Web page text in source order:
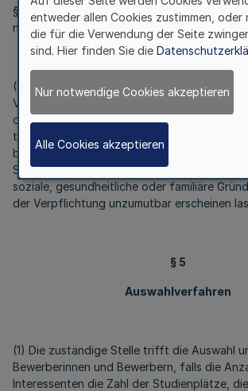
§ 2 Satz 1 Nummer 2 nicht oder nicht
nachkommen.
(2) Die zuständige Stelle kann auf Antrag
Verpflichtungen gemäß § 2 Satz 1 einen
oder auf die Strafzahlung gemäß Absatz 1
teilweise oder zeitweise verzichten, wenn
besondere Härte eintreten würde. Eine
Satz 1 liegt vor, wenn in der Person liegende
soziale, gesundheitliche oder familiäre
der Verpflichtung unzumutbar erscheinen
§ 5
Auswahlverfahren
(1) Die zuständige Stelle trifft die Auswahl
Bewerberinnen und Bewerbern, falls die
Interessenten die Zahl der Studienplätze,
entweder allen Cookies zustimmen, oder
die für die Verwendung der Seite
sind. Hier finden Sie die
Nur notwendige Cookies akzeptieren
Alle Cookies akzeptieren